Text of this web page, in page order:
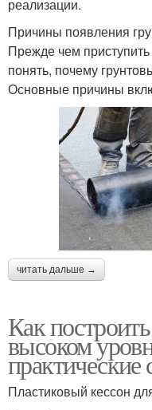
реализации.
Причины появления
Прежде чем
понять, почему
Основные причины
читать дальше →
Как
высоком
практические
Пластиковый кессон